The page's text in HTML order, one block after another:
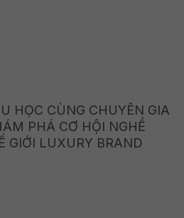
HỌC CÙNG CHUYÊN GIA
PHÁ CƠ HỘI NGHỀ
GIỚI LUXURY BRAND